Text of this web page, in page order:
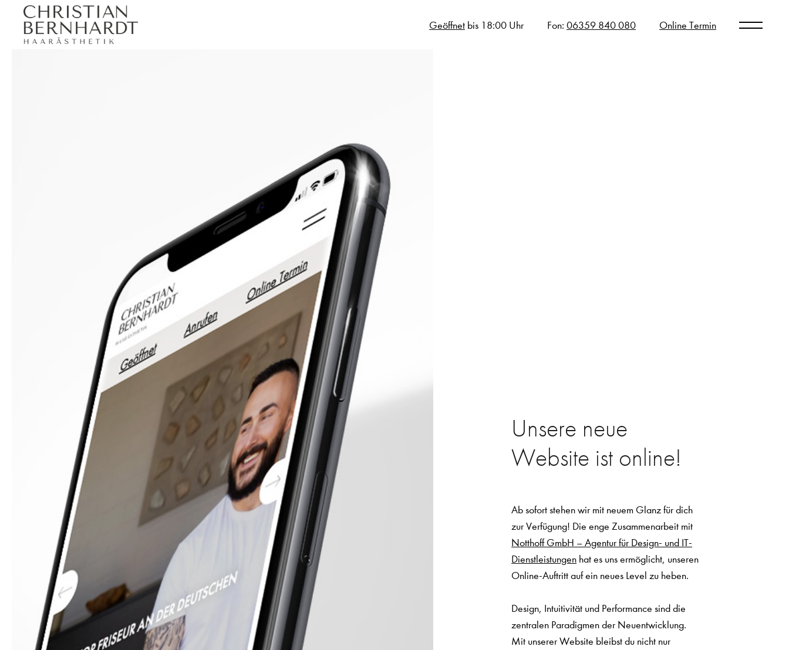
Geöffnet bis 18:00 Uhr Fon: 06359 840 080 Online Termin
Unsere neue
Website ist online!
Ab sofort stehen wir mit neuem Glanz für dich
zur Verfügung! Die enge Zusammenarbeit mit
Notthoff GmbH – Agentur für Design- und IT-
Dienstleistungen hat es uns ermöglicht, unseren
Online-Auftritt auf ein neues Level zu heben.
Design, Intuitivität und Performance sind die
zentralen Paradigmen der Neuentwicklung.
Mit unserer Website bleibst du nicht nur